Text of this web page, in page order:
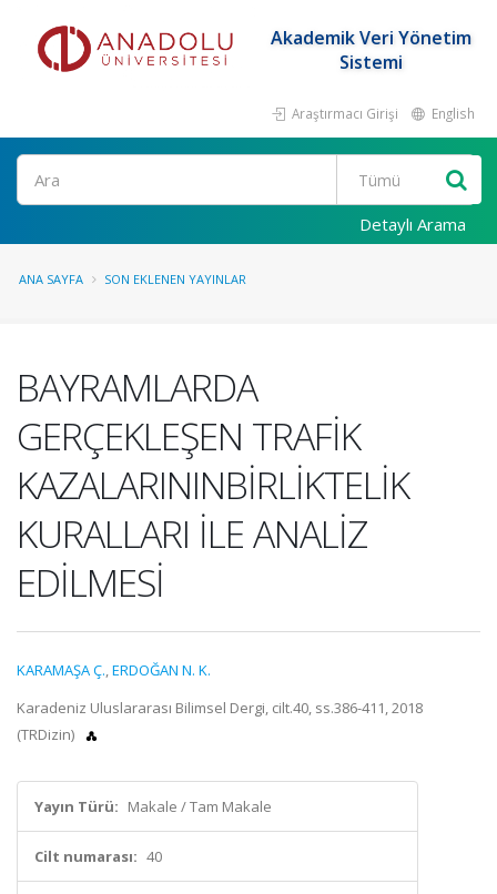
Akademik Veri Yönetim
Sistemi
Araştırmacı Girişi English
Ara
Detaylı Arama
ANA SAYFA SON EKLENEN YAYINLAR
BAYRAMLARDA
GERÇEKLEŞEN TRAFİK
KAZALARININBİRLİKTELİK
KURALLARI İLE ANALİZ
EDİLMESİ
KARAMAŞA Ç.,ERDOĞAN N. K.
Karadeniz Uluslararası Bilimsel Dergi, cilt.40, ss.386-411, 2018
(TRDizin)
Yayın Türü: Makale / Tam Makale
Cilt numarası: 40